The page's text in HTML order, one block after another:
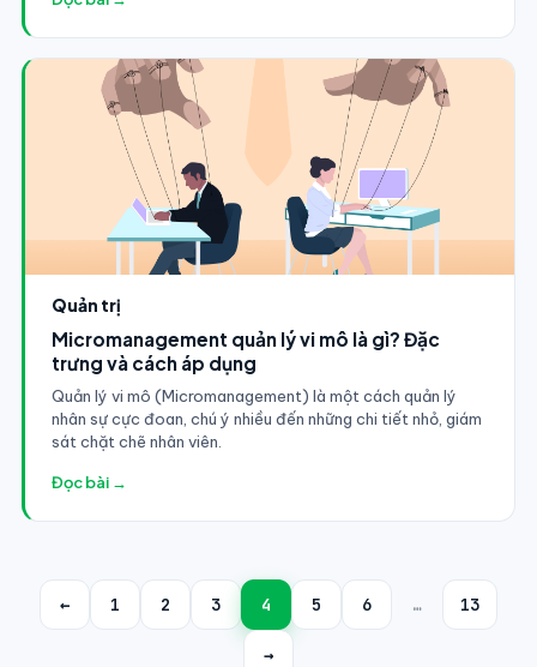
Quản trị
Micromanagement quản lý vi mô là gì? Đặc
trưng và cách áp dụng
Quản lý vi mô (Micromanagement) là một cách quản lý
nhân sự cực đoan, chú ý nhiều đến những chi tiết nhỏ, giám
sát chặt chẽ nhân viên.
Đọc bài →
← 1 2 3 4 5 6 … 13
→